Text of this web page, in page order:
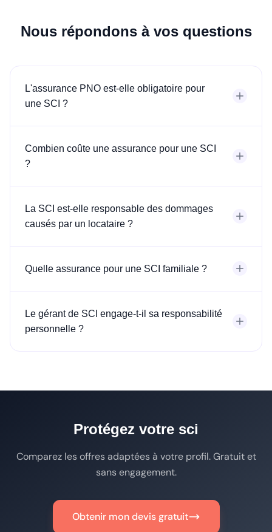
Nous répondons à vos questions
L'assurance PNO est-elle obligatoire pour
une SCI ?
Combien coûte une assurance pour une SCI
?
La SCI est-elle responsable des dommages
causés par un locataire ?
Quelle assurance pour une SCI familiale ?
Le gérant de SCI engage-t-il sa responsabilité
personnelle ?
Protégez votre sci
Comparez les offres adaptées à votre profil. Gratuit et
sans engagement.
Obtenir mon devis gratuit